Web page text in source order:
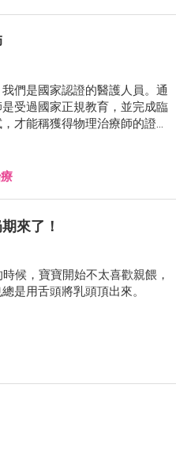
們是國家認證的醫護人員。通
受過國家正規教育，並完成臨
才能稱獲得物理治療師的證
置，淋巴引流等等，這些都是
我們的專業是有國家背書的。
來了！
候，寶寶開始不太喜歡親餵，
是用舌頭將乳頭頂出來。